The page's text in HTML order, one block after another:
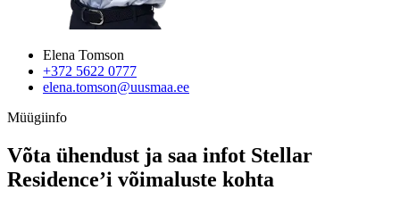
Elena Tomson
+372 5622 0777
elena.tomson@uusmaa.ee
Müügiinfo
Võta ühendust ja saa infot Stellar
Residence’i võimaluste kohta